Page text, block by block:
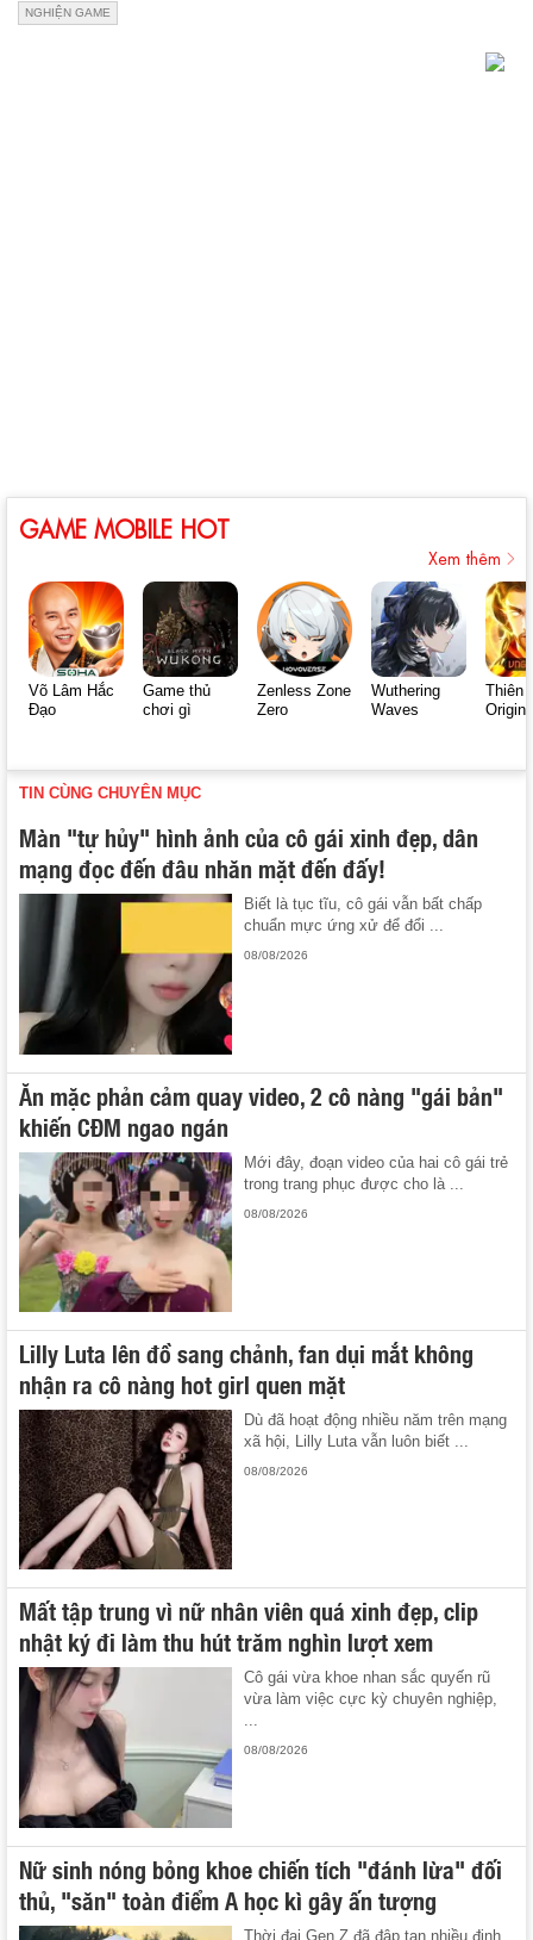
NGHIỆN GAME
GAME MOBILE HOT
Xem thêm
Võ Lâm Hắc
Đạo
Game thủ
chơi gì
Zenless Zone
Zero
Wuthering
Waves
Thiên
Origin
TIN CÙNG CHUYÊN MỤC
Màn "tự hủy" hình ảnh của cô gái xinh đẹp, dân
mạng đọc đến đâu nhăn mặt đến đấy!
Biết là tục tĩu, cô gái vẫn bất chấp
chuẩn mực ứng xử để đổi ...
08/08/2026
Ăn mặc phản cảm quay video, 2 cô nàng "gái bản"
khiến CĐM ngao ngán
Mới đây, đoạn video của hai cô gái trẻ
trong trang phục được cho là ...
08/08/2026
Lilly Luta lên đồ sang chảnh, fan dụi mắt không
nhận ra cô nàng hot girl quen mặt
Dù đã hoạt động nhiều năm trên mạng
xã hội, Lilly Luta vẫn luôn biết ...
08/08/2026
Mất tập trung vì nữ nhân viên quá xinh đẹp, clip
nhật ký đi làm thu hút trăm nghìn lượt xem
Cô gái vừa khoe nhan sắc quyến rũ
vừa làm việc cực kỳ chuyên nghiệp,
...
08/08/2026
Nữ sinh nóng bỏng khoe chiến tích "đánh lừa" đối
thủ, "săn" toàn điểm A học kì gây ấn tượng
Thời đại Gen Z đã đập tan nhiều định